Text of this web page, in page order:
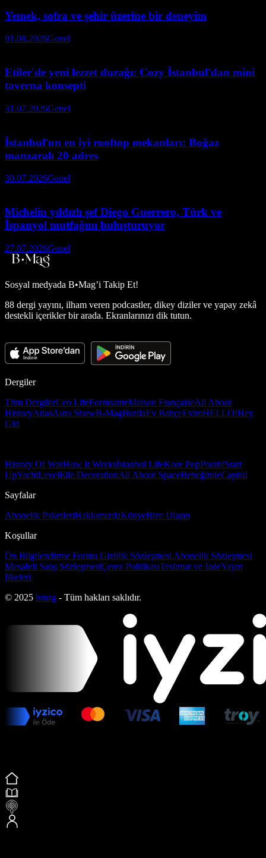
Yemek, sofra ve şehir üzerine bir deneyim
01.08.2026Genel
Etiler'de yeni lezzet durağı: Cozy İstanbul'dan mini
taverna konsepti
31.07.2026Genel
İstanbul'un en iyi rooftop mekanları: Boğaz
manzaralı 20 adres
30.07.2026Genel
Michelin yıldızlı şef Diego Guerrero, Türk ve
İspanyol mutfağını buluşturuyor
27.07.2026Genel
Sosyal medyada B•Mag’i Takip Et!
88 dergi yayını, ilham veren podcastler, dikey diziler ve yapay zekâ
destekli içerikler bir arada. Ekranlarınızı dik tutun.
Dergiler
Tüm DergilerCeo LifeFormsanteMaison FrançaiseAll About
HistoryAtlasAuto ShowB-MagBurdaEv BahçeEvimHELLO!Hey
Girl
History Of WarHow It Worksİstanbul LifeKore PopPozitifStart
UpYachtLevelElle DecorationAll About SpaceBebeğimleCapital
Sayfalar
Abonelik PaketleriHakkımızdaKünyeBize Ulaşın
Koşullar
Ön Bilgilendirme Formu Gizlilik Sözleşmesi Abonelik Sözleşmesi
Mesafeli Satış SözleşmesiÇerez PolitikasıTeslimat ve İadeYayın
İlkeleri
© 2025 bmag - Tüm hakları saklıdır.